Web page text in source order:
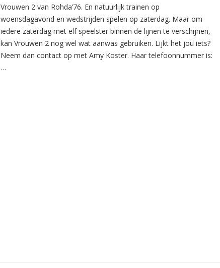
Vrouwen 2 van Rohda’76. En natuurlijk trainen op
woensdagavond en wedstrijden spelen op zaterdag. Maar om
iedere zaterdag met elf speelster binnen de lijnen te verschijnen,
kan Vrouwen 2 nog wel wat aanwas gebruiken. Lijkt het jou iets?
Neem dan contact op met Amy Koster. Haar telefoonnummer is:
…